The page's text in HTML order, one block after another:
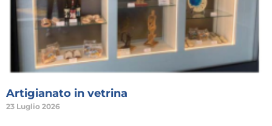
Artigianato in vetrina
23 Luglio 2026